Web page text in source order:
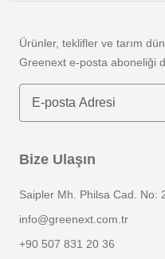
Ürünler, teklifler ve tarım
Greenext e-posta aboneliği
Bize Ulaşın
Saipler Mh. Philsa Cad. No:
info@greenext.com.tr
+90 507 831 20 36